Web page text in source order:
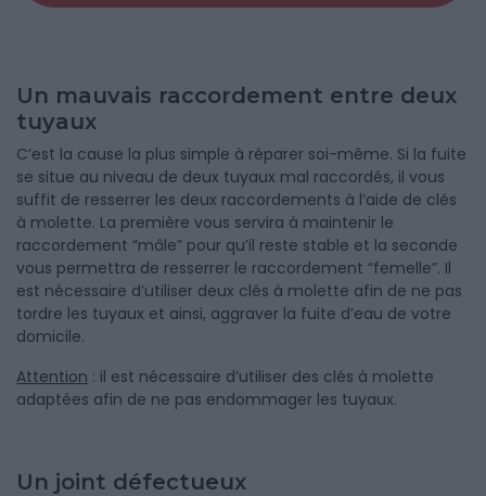
Un mauvais raccordement entre deux
tuyaux
C’est la cause la plus simple à réparer soi-même. Si la fuite
se situe au niveau de deux tuyaux mal raccordés, il vous
suffit de resserrer les deux raccordements à l’aide de clés
à molette. La première vous servira à maintenir le
raccordement “mâle” pour qu’il reste stable et la seconde
vous permettra de resserrer le raccordement “femelle”. Il
est nécessaire d’utiliser deux clés à molette afin de ne pas
tordre les tuyaux et ainsi, aggraver la fuite d’eau de votre
domicile.
Attention : il est nécessaire d’utiliser des clés à molette
adaptées afin de ne pas endommager les tuyaux.
Un joint défectueux